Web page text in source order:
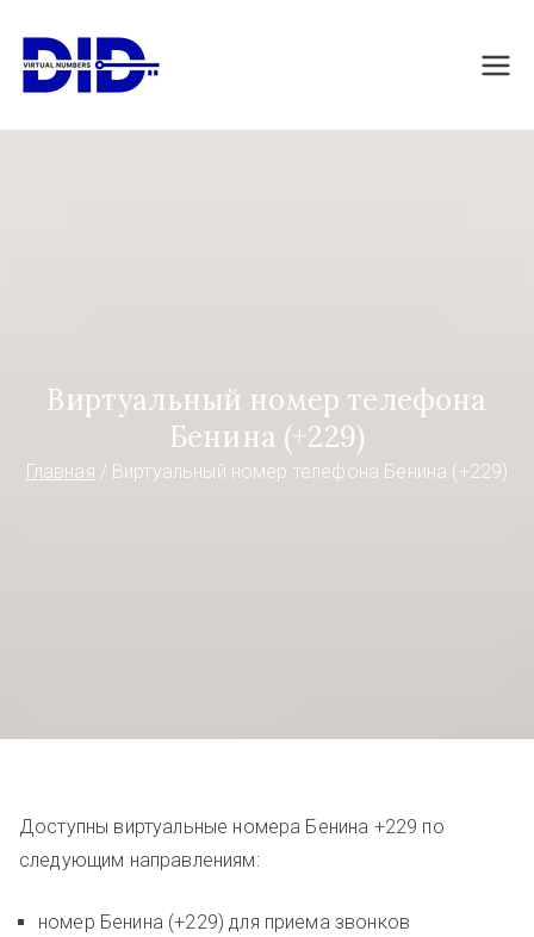
содержимому
DIDVirtualNumb
Виртуальный номер телефона
Бенина (+229)
Главная Виртуальный номер телефона Бенина (+229)
Доступны виртуальные номера Бенина +229 по
следующим направлениям:
номер Бенина (+229) для приема звонков